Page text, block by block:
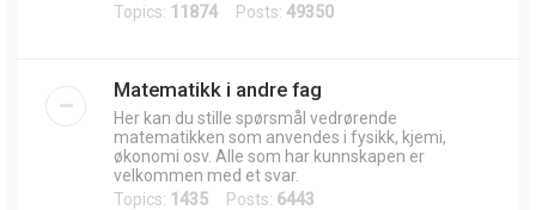
Topics: 11874 Posts: 49350
Matematikk i andre fag
Her kan du stille spørsmål vedrørende
matematikken som anvendes i fysikk, kjemi,
økonomi osv. Alle som har kunnskapen er
velkommen med et svar.
Topics: 1435 Posts: 6443